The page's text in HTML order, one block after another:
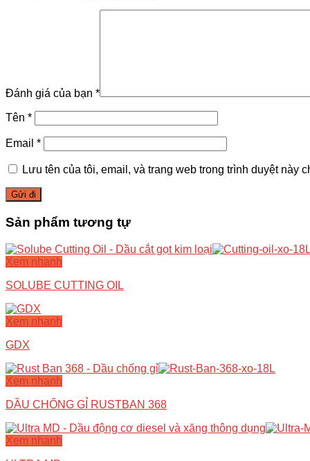
Đánh giá của bạn *
Tên *
Email *
Lưu tên của tôi, email, và trang web trong trình duyệt này
Sản phẩm tương tự
Xem nhanh
SOLUBE CUTTING OIL
Xem nhanh
GDX
Xem nhanh
DẦU CHỐNG GỈ RUSTBAN 368
Xem nhanh